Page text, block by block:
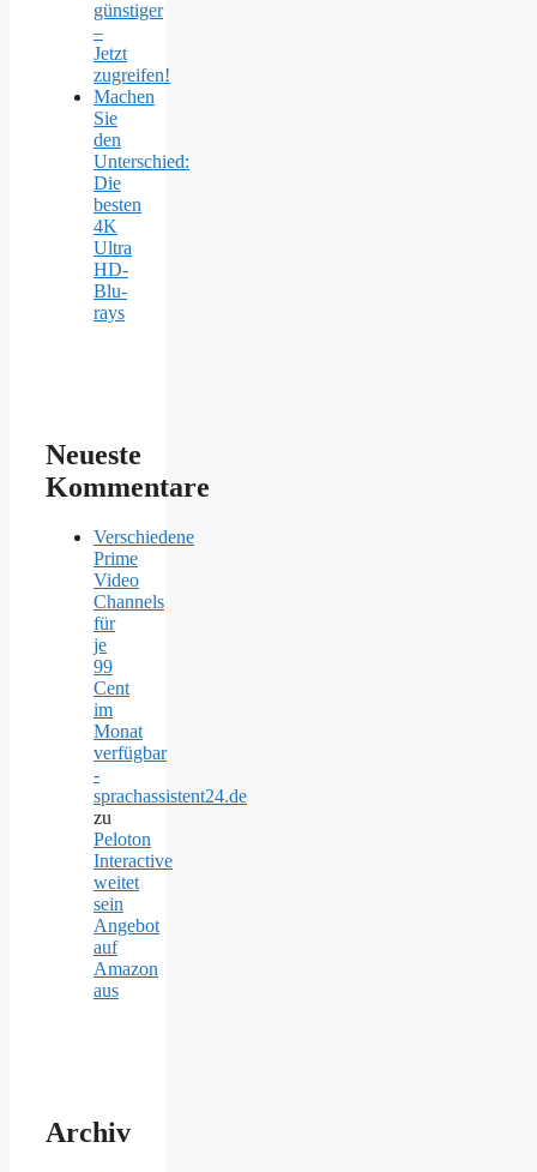
günstiger
–
Jetzt
zugreifen!
Machen
Sie
den
Unterschied:
Die
besten
4K
Ultra
HD-
Blu-
rays
Neueste
Kommentare
Verschiedene
Prime
Video
Channels
für
je
99
Cent
im
Monat
verfügbar
-
sprachassistent24.de
zu
Peloton
Interactive
weitet
sein
Angebot
auf
Amazon
aus
Archiv